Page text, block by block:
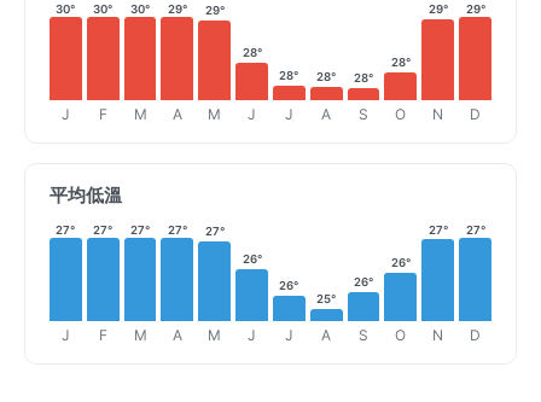
30°
J
30°
F
30°
M
29°
A
29°
M
28°
J
28°
J
28°
A
28°
S
28°
O
29°
N
29°
D
平均低溫
27°
J
27°
F
27°
M
27°
A
27°
M
26°
J
26°
J
25°
A
26°
S
26°
O
27°
N
27°
D